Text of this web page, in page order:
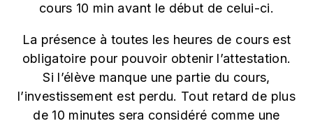
cours 10 min avant le début de celui-ci.
La présence à toutes les heures de cours est
obligatoire pour pouvoir obtenir l’attestation.
Si l’élève manque une partie du cours,
l’investissement est perdu. Tout retard de plus
de 10 minutes sera considéré comme une